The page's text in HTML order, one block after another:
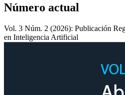
Número actual
Vol. 3 Núm. 2 (2026): Publicación
en Inteligencia Artificial